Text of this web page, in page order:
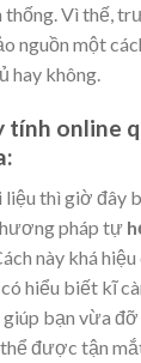
thống. Vì thế,
nguồn một
hay không.
tính online
liệu thì giờ đây
pháp tự
này khá
hiểu biết kĩ
bạn vừa
được tận